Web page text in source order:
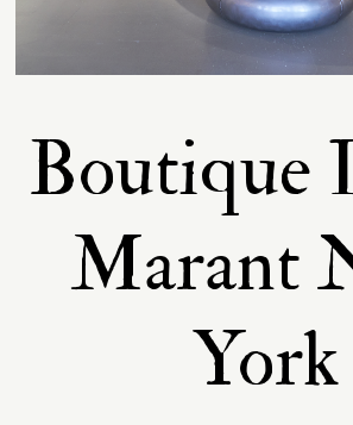
Boutique
Marant
York